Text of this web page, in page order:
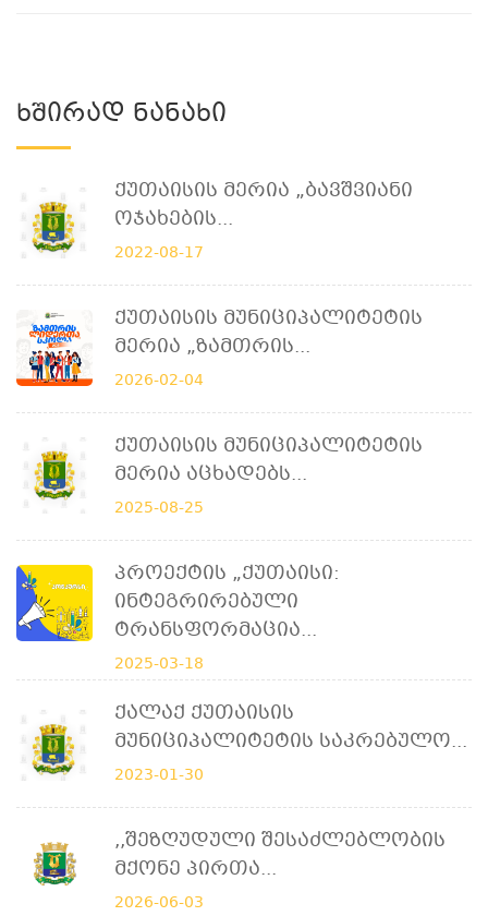
Ხშირად Ნანახი
Ქუთაისის Მერია „ბავშვიანი
Ოჯახების...
2022-08-17
Ქუთაისის Მუნიციპალიტეტის
Მერია „ზამთრის...
2026-02-04
Ქუთაისის Მუნიციპალიტეტის
Მერია Აცხადებს...
2025-08-25
Პროექტის „ქუთაისი:
Ინტეგრირებული
Ტრანსფორმაცია...
2025-03-18
Ქალაქ Ქუთაისის
Მუნიციპალიტეტის Საკრებულო...
2023-01-30
,,შეზღუდული Შესაძლებლობის
Მქონე Პირთა...
2026-06-03